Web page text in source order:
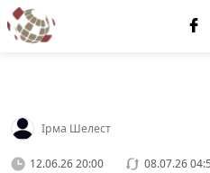
Ірма Шелест
12.06.26 20:00 08.07.26